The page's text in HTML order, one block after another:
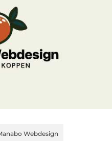
Webdesign